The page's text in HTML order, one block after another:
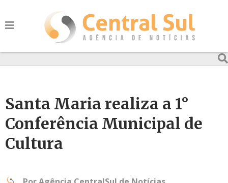
Santa Maria realiza a 1°
Conferência Municipal de
Cultura